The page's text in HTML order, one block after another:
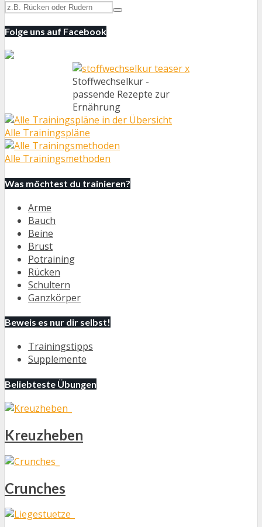
Folge uns auf Facebook
Stoffwechselkur -
passende Rezepte zur
Ernährung
Alle Trainingspläne
Alle Trainingsmethoden
Was möchtest du trainieren?
Arme
Bauch
Beine
Brust
Potraining
Rücken
Schultern
Ganzkörper
Beweis es nur dir selbst!
Trainingstipps
Supplemente
Beliebteste Übungen
Kreuzheben
Crunches